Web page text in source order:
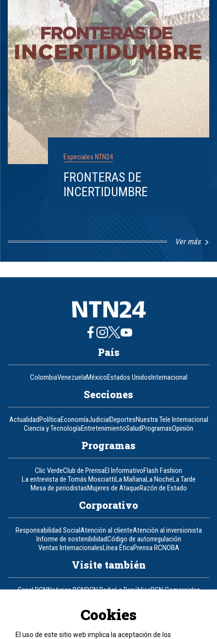
Especiales NTN24
FRONTERAS DE
INCERTIDUMBRE
Ver más
8
País
ColombiaVenezuelaMéxicoEstados UnidosInternacional
Secciones
ActualidadPolíticaEconomíaJudicialDeportesNuestra Tele Internacional
Ciencia y TecnologíaEntretenimientoSaludProgramasOpinión
Programas
Clic VerdeClub de PrensaEl InformativoFlash Fashion
La entrevista de Tomás MosciattiLa MañanaLa NocheLa Tarde
Mesa de periodistasMujeres de AtaqueRazón de Estado
Corporativo
Responsabilidad SocialAtención al clienteAtención al inversionista
Informe de sostenibilidadCódigo de autorregulación
Ventas InternacionalesLínea ÉticaPrensa RCNOBA
Visite también
Canal RCNNoticias RCNRCN RadioLa RepúblicaRCN Comerciales
Un producto de RCN Televisión
Contáctenos
Cookies
El uso de este sitio web implica la aceptación de los